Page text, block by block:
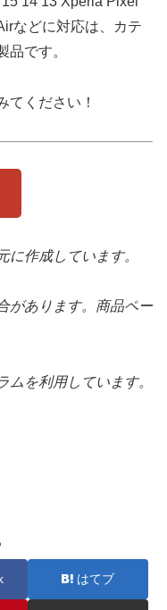
などに対応は、カテ
品です。
てください！
作成しています。
があります。商品ペー
を利用しています。
はてブ